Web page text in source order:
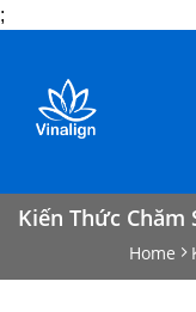
;
content
Kiến Thức Chăm
Home